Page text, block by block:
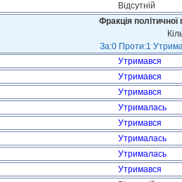
Відсутній
Фракція
За:0 Проти:1
Утримався
Утримався
Утримався
Утрималась
Утримався
Утрималась
Утрималась
Утримався